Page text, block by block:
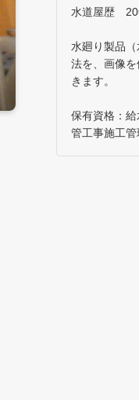
水道屋歴 20
水廻り製品
法を、画像
きます。
保有資格：
管工事施工